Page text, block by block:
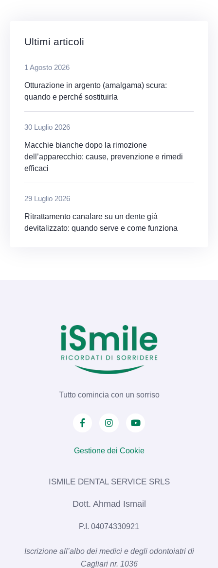
Ultimi articoli
1 Agosto 2026
Otturazione in argento (amalgama) scura:
quando e perché sostituirla
30 Luglio 2026
Macchie bianche dopo la rimozione
dell’apparecchio: cause, prevenzione e rimedi
efficaci
29 Luglio 2026
Ritrattamento canalare su un dente già
devitalizzato: quando serve e come funziona
Tutto comincia con un sorriso
Gestione dei Cookie
ISMILE DENTAL SERVICE SRLS​
Dott. Ahmad Ismail
P.I. 04074330921
Iscrizione all’albo dei medici e degli odontoiatri di
Cagliari nr. 1036​